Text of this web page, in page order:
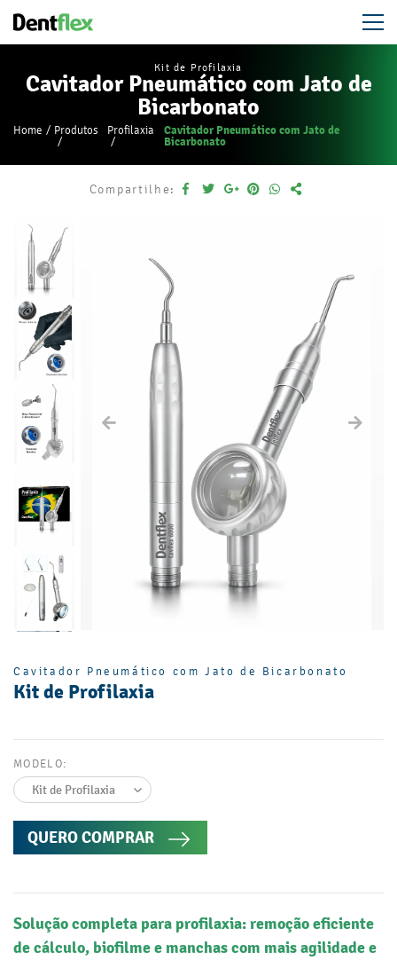
Kit de Profilaxia
Cavitador Pneumático com Jato de
Bicarbonato
Home Produtos Profilaxia Cavitador Pneumático com Jato de
Bicarbonato
Compartilhe:
Cavitador Pneumático com Jato de Bicarbonato
Kit de Profilaxia
MODELO:
QUERO COMPRAR
Solução completa para profilaxia: remoção eficiente
de cálculo, biofilme e manchas com mais agilidade e